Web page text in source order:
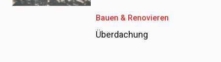
Bauen & Renovieren
Überdachung